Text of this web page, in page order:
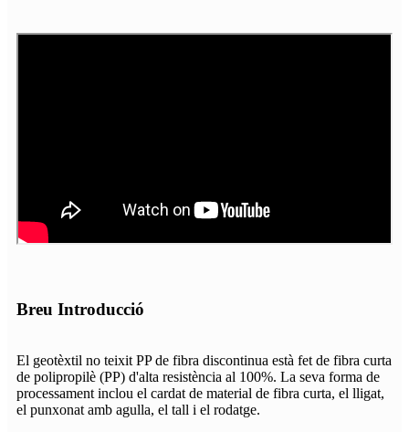
Breu Introducció
El geotèxtil no teixit PP de fibra discontinua està fet de fibra curta
de polipropilè (PP) d'alta resistència al 100%. La seva forma de
processament inclou el cardat de material de fibra curta, el lligat,
el punxonat amb agulla, el tall i el rodatge.